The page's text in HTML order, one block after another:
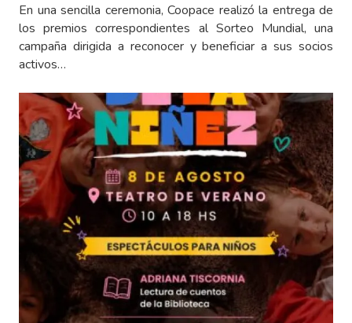
En una sencilla ceremonia, Coopace realizó la entrega de
los premios correspondientes al Sorteo Mundial, una
campaña dirigida a reconocer y beneficiar a sus socios
activos…